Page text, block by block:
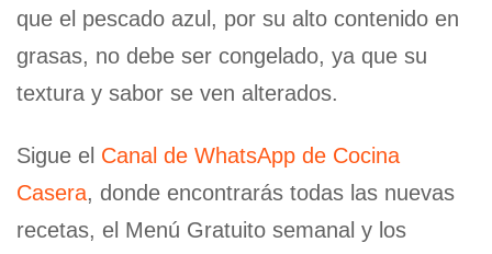
que el pescado azul, por su alto contenido en
grasas, no debe ser congelado, ya que su
textura y sabor se ven alterados.
Sigue el Canal de WhatsApp de Cocina
Casera, donde encontrarás todas las nuevas
recetas, el Menú Gratuito semanal y los